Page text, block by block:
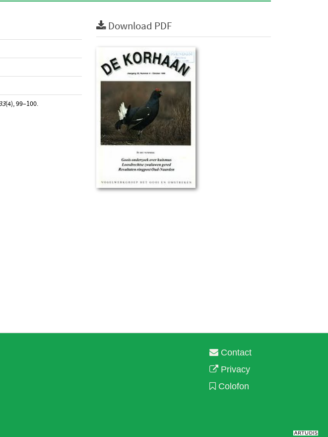
(4), 99–100.
Download PDF
Contact
Privacy
Colofon